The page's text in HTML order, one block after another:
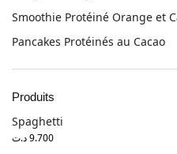
Smoothie Protéiné Orange et
Pancakes Protéinés au Cacao
Produits
Spaghetti
9.700د.ت